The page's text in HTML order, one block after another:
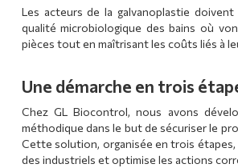
Les acteurs de la galvanoplastie
qualité microbiologique des bains où
pièces tout en maîtrisant les coûts liés à
Une démarche en trois
Chez GL Biocontrol, nous avons
méthodique dans le but de sécuriser le
Cette solution, organisée en trois étapes,
des industriels et optimise les actions